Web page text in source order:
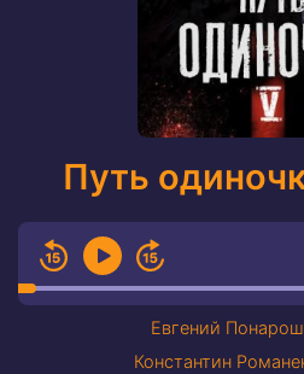
Путь
Евгений
Константин